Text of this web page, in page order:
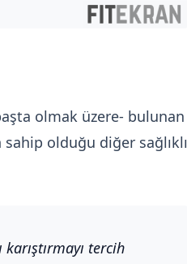
olmak üzere- bulunan
olduğu diğer sağlıklı
tercih